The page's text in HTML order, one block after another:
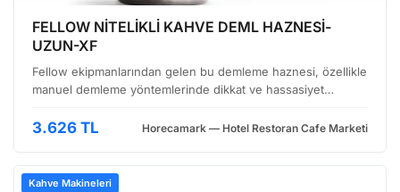
FELLOW NİTELİKLİ KAHVE DEML HAZNESİ-
UZUN-XF
Fellow ekipmanlarından gelen bu demleme haznesi, özellikle
manuel demleme yöntemlerinde dikkat ve hassasiyet
Geniş bir kullanıcı kitlesine hitap etmesi bekleniyor…
3.626 TL Horecamark — Hotel Restoran Cafe Marketi
Kahve Makineleri